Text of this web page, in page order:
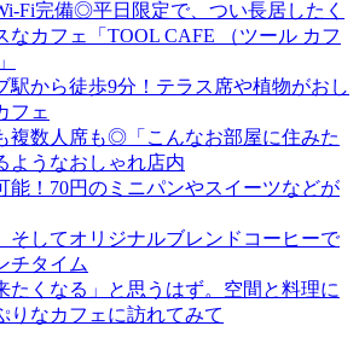
Fi完備◎平日限定で、つい長居したく
なカフェ「TOOL CAFE （ツール カフ
駅から徒歩9分！テラス席や植物がおし
フェ
複数人席も◎「こんなお部屋に住みた
ようなおしゃれ店内
能！70円のミニパンやスイーツなどが
そしてオリジナルブレンドコーヒーで
チタイム
たくなる」と思うはず。空間と料理に
りなカフェに訪れてみて